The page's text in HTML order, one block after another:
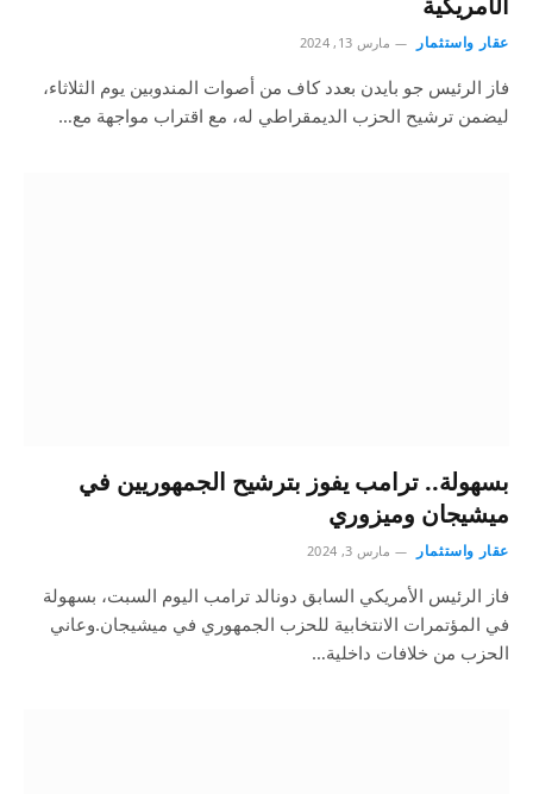
عقار واستثمار مارس 13, 2024
فاز الرئيس جو بايدن بعدد كاف من أصوات المندوبين يوم الثلاثاء،
ليضمن ترشيح الحزب الديمقراطي له، مع اقتراب مواجهة مع…
بسهولة.. ترامب يفوز بترشيح الجمهوريين في
ميشيجان وميزوري
عقار واستثمار مارس 3, 2024
فاز الرئيس الأمريكي السابق دونالد ترامب اليوم السبت، بسهولة
في المؤتمرات الانتخابية للحزب الجمهوري في ميشيجان.وعاني
الحزب من خلافات داخلية…